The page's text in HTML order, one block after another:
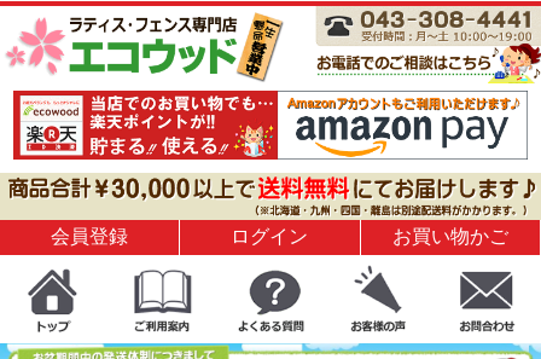
会員登録 ログイン お買い物かご